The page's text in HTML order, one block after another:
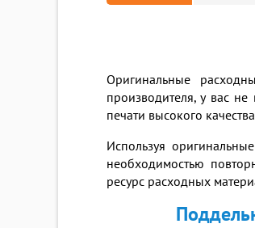
Оригинальные
производителя, у вас не
печати высокого
Используя
необходимостью
ресурс расходных